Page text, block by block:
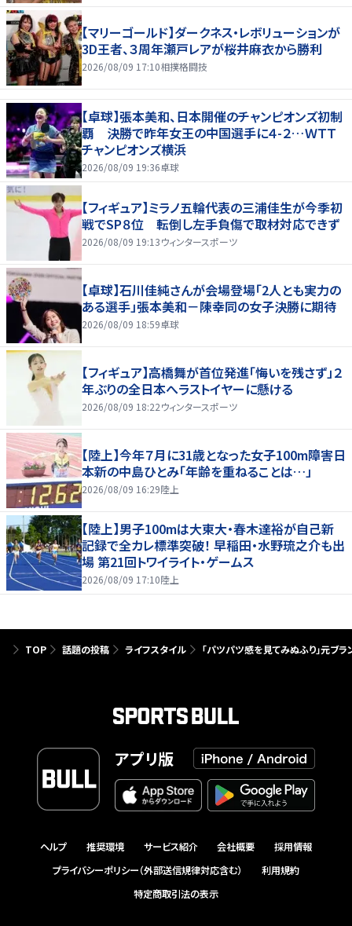
【マリーゴールド】ダークネス・レボリューションが
3D王者、３周年瀬戸レアが桜井麻衣から勝利
2026/08/09 17:10相撲格闘技
【卓球】張本美和、日本開催のチャンピオンズ初制
覇 決勝で昨年女王の中国選手に４-２…ＷＴＴ
チャンピオンズ横浜
2026/08/09 19:36卓球
【フィギュア】ミラノ五輪代表の三浦佳生が今季初
戦でSP８位 転倒し左手負傷で取材対応できず
2026/08/09 19:13ウィンタースポーツ
【卓球】石川佳純さんが会場登場「2人とも実力の
ある選手」張本美和－陳幸同の女子決勝に期待
2026/08/09 18:59卓球
【フィギュア】高橋舞が首位発進「悔いを残さず」２
年ぶりの全日本へラストイヤーに懸ける
2026/08/09 18:22ウィンタースポーツ
【陸上】今年７月に31歳となった女子100m障害日
本新の中島ひとみ「年齢を重ねることは…」
2026/08/09 16:29陸上
【陸上】男子100mは大東大・春木達裕が自己新
記録で全カレ標準突破！ 早稲田・水野琉之介も出
場 第21回トワイライト・ゲームス
2026/08/09 17:10陸上
TOP 話題の投稿 ライフスタイル 「パツパツ感を見てみぬふり」元ブ
アプリ版
ヘルプ 推奨環境 サービス紹介 会社概要
採用情報
プライバシーポリシー（外部送信規律対応含む）
利用規約
特定商取引法の表示